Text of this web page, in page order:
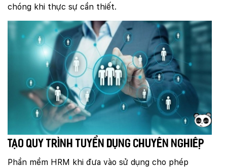
chóng khi thực sự cần thiết.
Tạo quy trình tuyển dụng chuyên nghiệp
Phần mềm HRM khi đưa vào sử dụng cho phép